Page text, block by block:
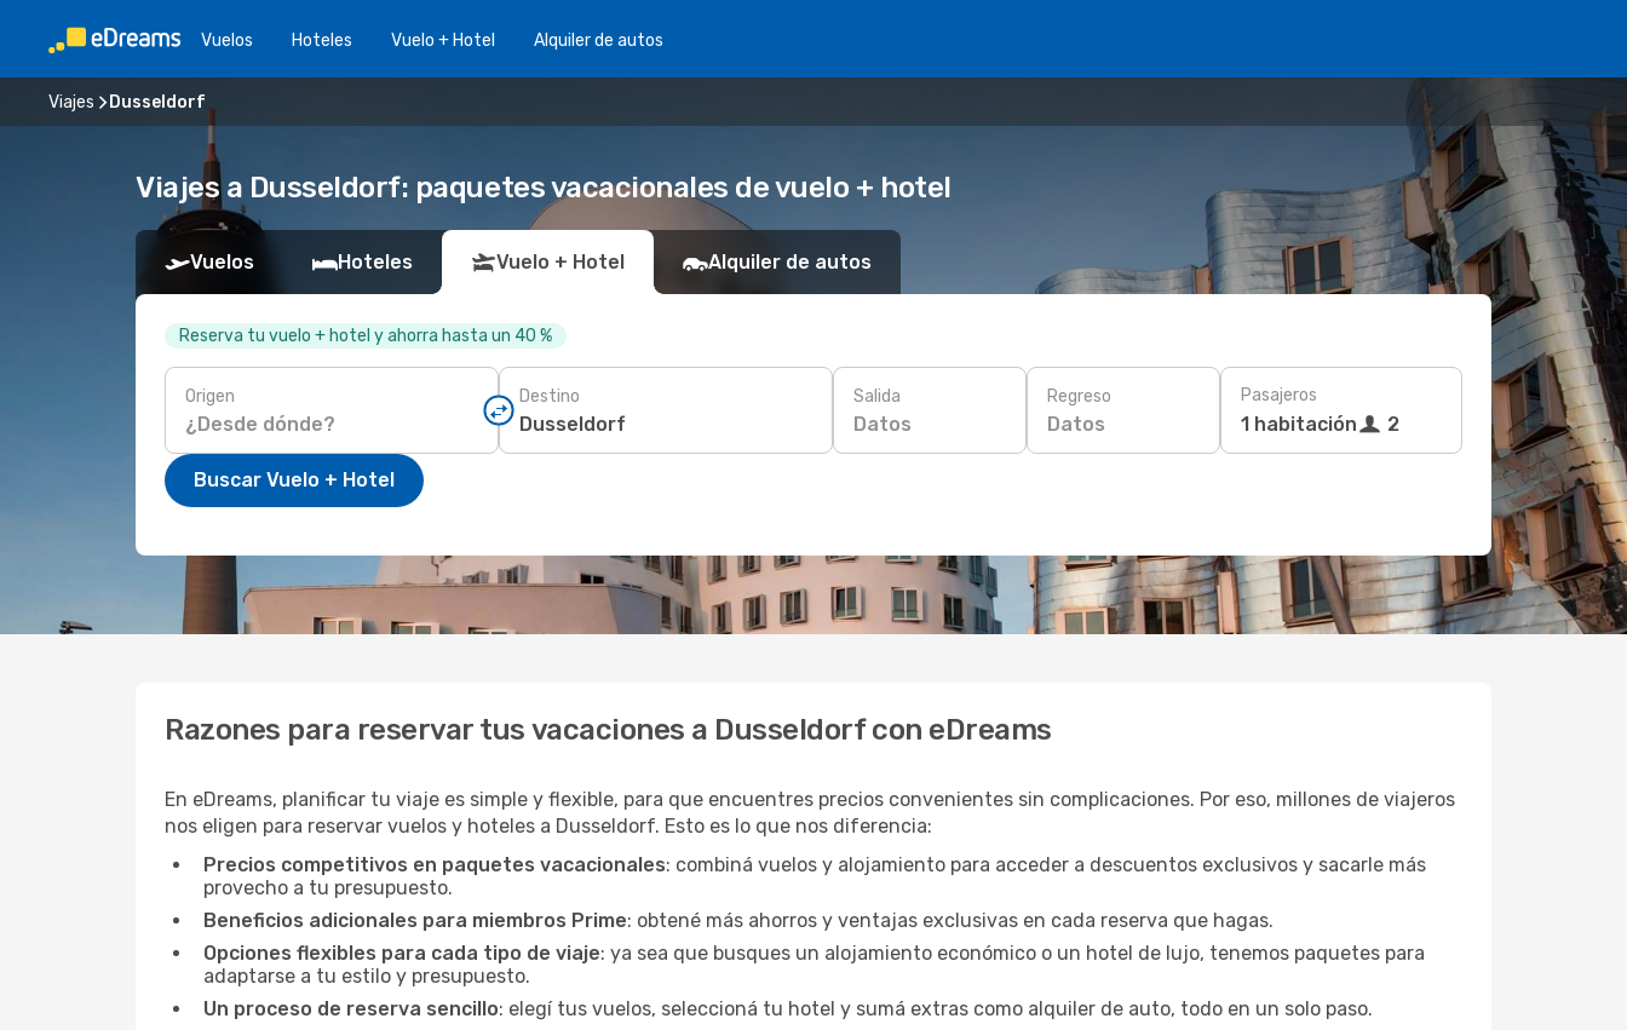
Vuelos Hoteles Vuelo + Hotel Alquiler de autos
Viajes Dusseldorf
Viajes a Dusseldorf: paquetes vacacionales de vuelo + hotel
Vuelos Hoteles Vuelo + Hotel Alquiler de autos
Reserva tu vuelo + hotel y ahorra hasta un 40 %
Origen Destino Salida
Datos
Regreso
Datos
Pasajeros
1 habitación 2
Buscar Vuelo + Hotel
Razones para reservar tus vacaciones a Dusseldorf con eDreams
En eDreams, planificar tu viaje es simple y flexible, para que encuentres precios convenientes sin complicaciones. Por eso, millones de viajeros
nos eligen para reservar vuelos y hoteles a Dusseldorf. Esto es lo que nos diferencia:
Precios competitivos en paquetes vacacionales: combiná vuelos y alojamiento para acceder a descuentos exclusivos y sacarle más
provecho a tu presupuesto.
Beneficios adicionales para miembros Prime: obtené más ahorros y ventajas exclusivas en cada reserva que hagas.
Opciones flexibles para cada tipo de viaje: ya sea que busques un alojamiento económico o un hotel de lujo, tenemos paquetes para
adaptarse a tu estilo y presupuesto.
Un proceso de reserva sencillo: elegí tus vuelos, seleccioná tu hotel y sumá extras como alquiler de auto, todo en un solo paso.